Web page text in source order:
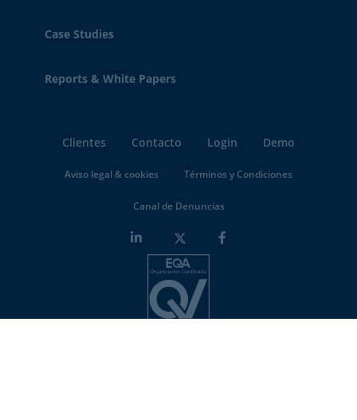
Case Studies
Reports & White Papers
Clientes Contacto Login Demo
Aviso legal & cookies Términos y Condiciones
Canal de Denuncias